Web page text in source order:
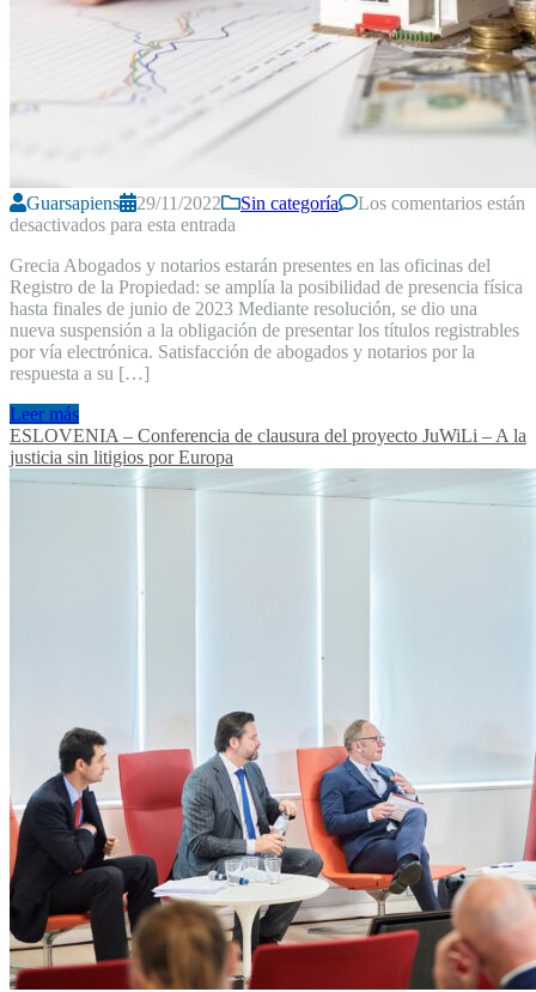
Guarsapiens 29/11/2022 Sin categoría
Los comentarios están
desactivados para esta entrada
Grecia Abogados y notarios estarán presentes en las oficinas del
Registro de la Propiedad: se amplía la posibilidad de presencia física
hasta finales de junio de 2023 Mediante resolución, se dio una
nueva suspensión a la obligación de presentar los títulos registrables
por vía electrónica. Satisfacción de abogados y notarios por la
respuesta a su […]
Leer más
ESLOVENIA – Conferencia de clausura del proyecto JuWiLi – A la
justicia sin litigios por Europa